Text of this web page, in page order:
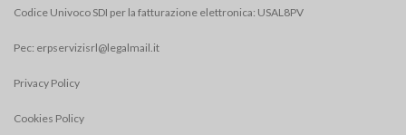
Codice Univoco SDI per la fatturazione elettronica: USAL8PV
Pec: erpservizisrl@legalmail.it
Privacy Policy
Cookies Policy